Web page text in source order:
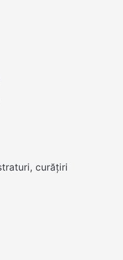
curățiri